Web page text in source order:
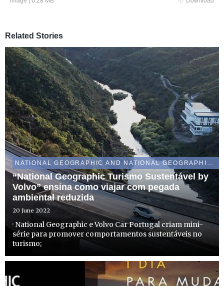
Related Stories
NATIONAL GEOGRAPHIC AND NATIONAL GEOGRAPHIC WILD
“National Geographic Turismo Sustentável by
Volvo” ensina como viajar com pegada
ambiental reduzida
20 June 2022
· National Geographic e Volvo Car Portugal criam mini-
série para promover comportamentos sustentáveis no
turismo;